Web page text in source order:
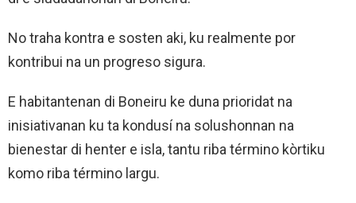
No traha kontra e sosten aki, ku realmente por
kontribui na un progreso sigura.
E habitantenan di Boneiru ke duna prioridat na
inisiativanan ku ta kondusí na solushonnan na
bienestar di henter e isla, tantu riba término kòrtiku
komo riba término largu.